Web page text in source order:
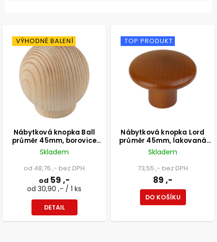
VÝHODNÉ BALENÍ
Nábytková knopka Ball
průměr 45mm, borovice
přírodní
Skladem
od 48,76 ,- bez DPH
od 59 ,-
od 30,90 ,- / 1 ks
DETAIL
TOP PRODUKT
Nábytková knopka Lord
průměr 45mm, lakovaná
třešeň, FSC®
Skladem
73,55 ,- bez DPH
89 ,-
DO KOŠÍKU